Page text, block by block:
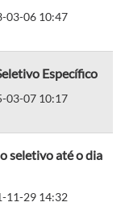
03-06 10:47
Específico
03-07 10:17
seletivo até o dia
11-29 14:32